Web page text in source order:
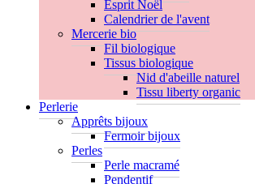
Esprit Noël
Calendrier de l'avent
Mercerie bio
Fil biologique
Tissus biologique
Nid d'abeille naturel
Tissu liberty organic
Perlerie
Apprêts bijoux
Fermoir bijoux
Perles
Perle macramé
Pendentif